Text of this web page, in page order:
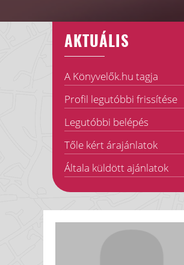
AKTUÁLIS
A Könyvelők.hu tagja
Profil legutóbbi frissítése
Legutóbbi belépés
Tőle kért árajánlatok
Általa küldött ajánlatok